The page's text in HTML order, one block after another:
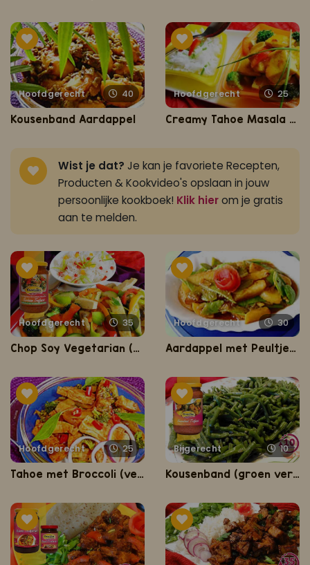
Hoofdgerecht 40
Kousenband Aardappel
Hoofdgerecht 25
Creamy Tahoe Masala (vegetarische wokschotel op romige masala saus)
Wist je dat? Je kan je favoriete Recepten,
Producten & Kookvideo's opslaan in jouw
persoonlijke kookboek! Klik hierom je gratis
aan te melden.
Hoofdgerecht 35
Chop Soy Vegetarian (gezond, slank en lekker vegetarisch gerecht)
Hoofdgerecht 30
Aardappel met Peultjes (aardapel en peultjes met masala)
Hoofdgerecht 25
Tahoe met Broccoli (vegetarisch gerecht)
Bijgerecht 10
Kousenband (groen verse, beetgare en knapperige kousenband)